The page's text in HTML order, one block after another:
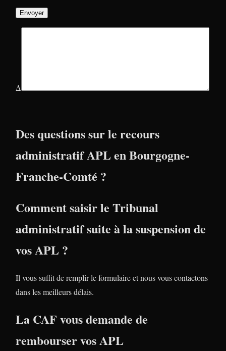
Δ
Des questions sur le recours
administratif APL en Bourgogne-
Franche-Comté ?
Comment saisir le Tribunal
administratif suite à la suspension de
vos APL ?
Il vous suffit de remplir le formulaire et nous vous contactons
dans les meilleurs délais.
La CAF vous demande de
rembourser vos APL